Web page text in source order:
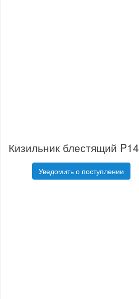
Кизильник блестящий P14
Уведомить о поступлении